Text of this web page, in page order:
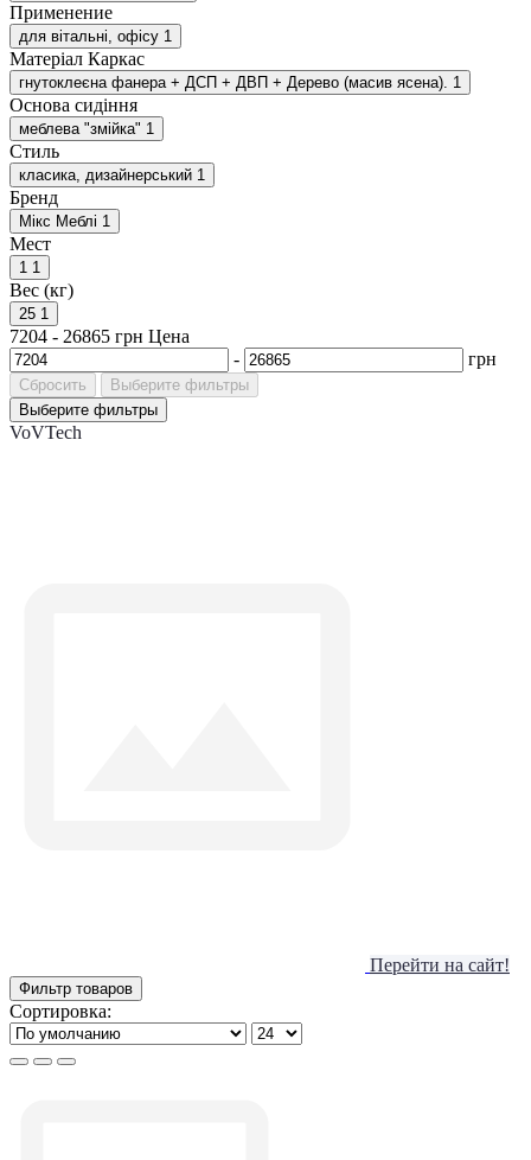
Применение
для вітальні, офісу 1
Матеріал Каркас
гнутоклеєна фанера + ДСП + ДВП + Дерево (масив ясена). 1
Основа сидіння
меблева "змійка" 1
Стиль
класика, дизайнерський 1
Бренд
Мікс Меблі 1
Мест
1 1
Вес (кг)
25 1
7204 - 26865 грн Цена
-
грн
Сбросить
Выберите фильтры
Выберите фильтры
VoVTech
Перейти на сайт!
Фильтр товаров
Сортировка: